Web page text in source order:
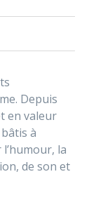
Depuis
en valeur
à
la
de son et